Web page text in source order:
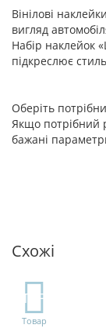
Вінілові
вигляд
Набір наклейок
підкреслює
Оберіть
Якщо потрібний
бажані
Схожі
TOP
Товар